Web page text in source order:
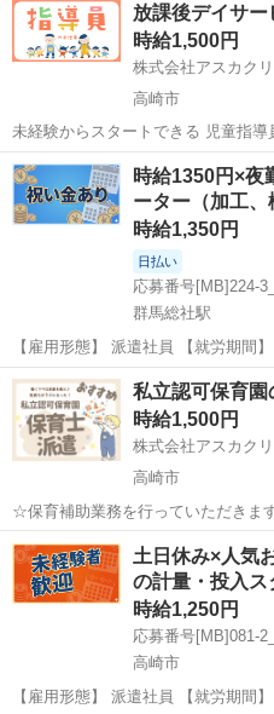
放課後デイサ
時給1,500円
株式会社アスカク
高崎市
未経験からスタートできる 児童指導員(
ま介護・福祉人材育成宣言事業者認
に力を入れていて未経験でも安心♪
す 壁が黒板になっていて...
群馬 高崎市 保育士
時給1350円×夜
ーター（加工
時給1,350円
日払い
群馬総社駅
【雇用形態】 派遣社員 【就労期間】 その他有期労働契約（2ヶ月/更
新の可能性あり） ※状況により変動あり 【給与】 時給1350
時間】 夜勤 17：10～翌2：10 ま
群馬 高崎市 群馬総社駅
私立認可保育園
時給1,500円
株式会社アスカク
高崎市
☆保育補助業務を行っていただきます☆ ・年齢や発達に合わせ
や活動 ・生活等の体験を通した 総合的な関わりの中での成長の援助
・保護者支援 ・園内環境整備 など 人間関係良好です◎ 職場の雰囲気
や職員間の関係も良く...
群馬 高崎市 保育士
土日休み×人気
の計量・投入
時給1,250円
高崎市
【雇用形態】 派遣社員 【就労期間】 その他有期労働契約（3ヶ月/更